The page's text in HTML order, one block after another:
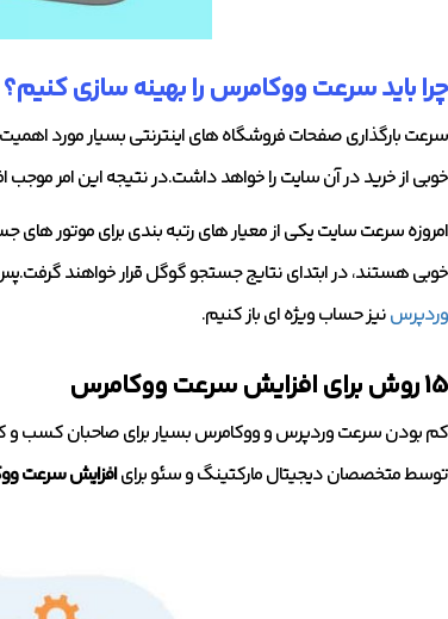
چرا باید سرعت ووکامرس را بهینه سازی کنیم؟
سرعت بارگذاری صفحات فروشگاه های اینترنتی بسیار مورد
خوبی از خرید در آن سایت را خواهد داشت.در نتیجه این امر
امروزه سرعت سایت یکی از معیار های رتبه بندی برای موتور
خوبی هستند، در ابتدای نتایج جستجو گوگل قرار خواهند گرفت.پس
وردپرسنیز حساب ویژه ای باز کنیم.
15 روش برای افزایش سرعت ووکامرس
کم بودن سرعت وردپرس و ووکامرس بسیار برای صاحبان کسب و
توسط متخصصان دیجیتال مارکتینگ و سئو برایافزایش سرعت